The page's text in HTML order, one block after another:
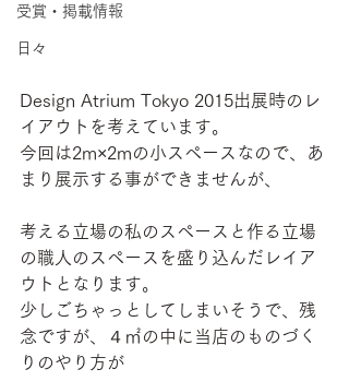
受賞・掲載情報
日々
Design Atrium Tokyo 2015出展時のレ
イアウトを考えています。
今回は2m×2mの小スペースなので、あ
まり展示する事ができませんが、
考える立場の私のスペースと作る立場
の職人のスペースを盛り込んだレイア
ウトとなります。
少しごちゃっとしてしまいそうで、残
念ですが、４㎡の中に当店のものづく
りのやり方が